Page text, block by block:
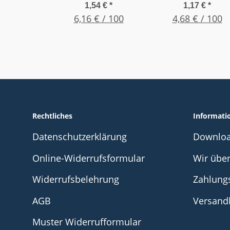
Innensechskant -
Edelstahl A2 , M 5
1,54 € *
6,16 € / 100
Innensechskant -
Edelstahl A2 , M 4
1,17 € *
4,68 € / 100
Rechtliches
Datenschutzerklärung
Online-Widerrufsformular
Widerrufsbelehrung
AGB
Muster Widerrufformular
Wir